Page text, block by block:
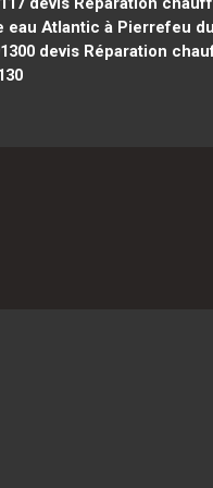
Atlantic à Pierrefeu du
devis Réparation